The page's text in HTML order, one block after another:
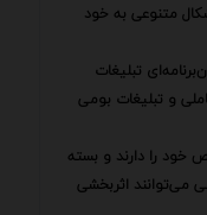
متنوعی به خود
تبلیغات
و تبلیغات بومی
خود را دارند و بسته
می‌توانند اثربخشی